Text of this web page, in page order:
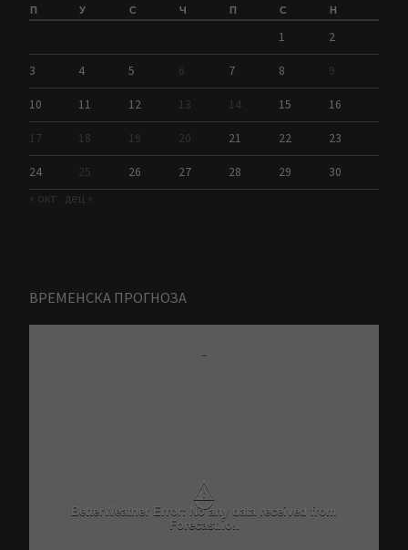
П У С Ч П С Н
1 2
3 4 5 6 7 8 9
10 11 12 13 14 15 16
17 18 19 20 21 22 23
24 25 26 27 28 29
30
« окт
дец »
ВРЕМЕНСКА ПРОГНОЗА
-
⚠
BetterWeather Error: No any data received from
Forecast.io!.